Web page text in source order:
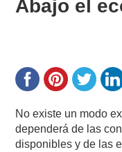
Abajo el
No existe un modo
dependerá de las
disponibles y de las